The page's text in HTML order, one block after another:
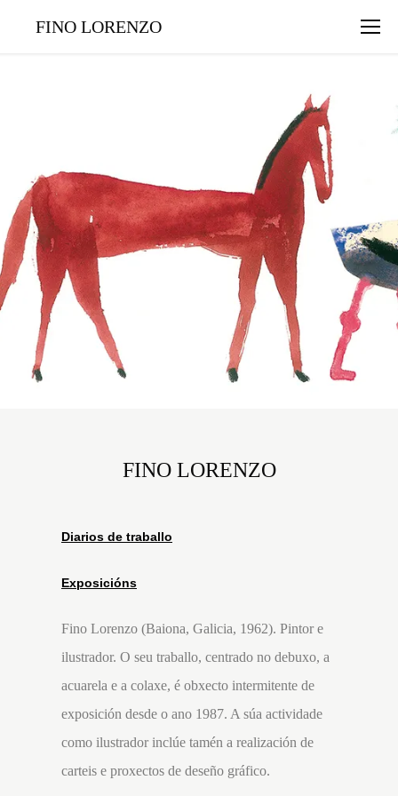
FINO LORENZO
FINO LORENZO
Diarios de traballo
Exposicións
Fino Lorenzo (Baiona, Galicia, 1962). Pintor e
ilustrador. O seu traballo, centrado no debuxo, a
acuarela e a colaxe, é obxecto intermitente de
exposición desde o ano 1987. A súa actividade
como ilustrador inclúe tamén a realización de
carteis e proxectos de deseño gráfico.